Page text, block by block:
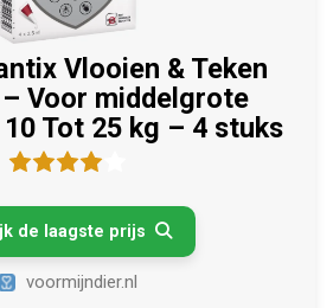
Vlooien & Teken
Voor middelgrote
10 Tot 25 kg – 4 stuks
de laagste prijs 
voormijndier.nl